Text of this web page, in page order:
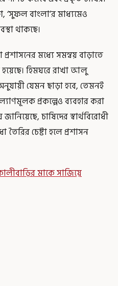
‘সুফল বাংলা’র মাধ্যমেও
থাকছে।
মধ্যে সমন্বয় বাড়াতে
হিমঘরে রাখা আলু
যেমন ছাড়া হবে, তেমনই
প্রকল্পেও ব্যবহার করা
চাষিদের স্বার্থবিরোধী
চেষ্টা হলে প্রশাসন
মাকে সাজিয়ে